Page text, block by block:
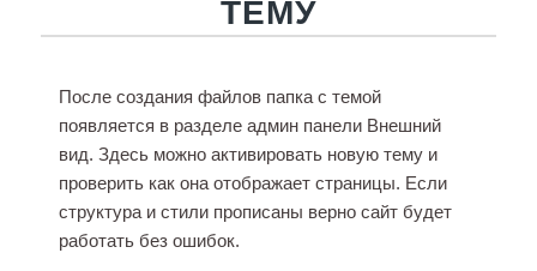
ТЕМУ
После создания файлов папка с темой
появляется в разделе админ панели Внешний
вид. Здесь можно активировать новую тему и
проверить как она отображает страницы. Если
структура и стили прописаны верно сайт будет
работать без ошибок.